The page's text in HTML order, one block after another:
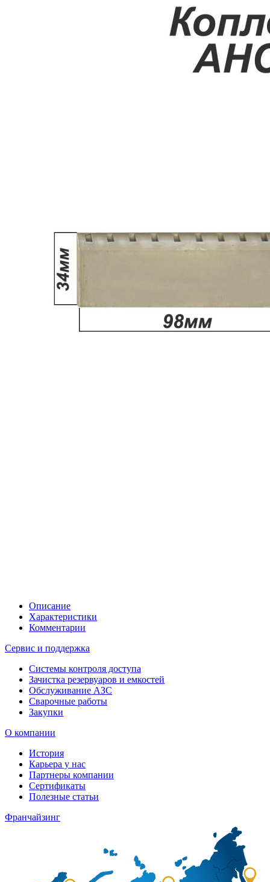
Описание
Характеристики
Комментарии
Сервис и поддержка
Системы контроля доступа
Зачистка резервуаров и емкостей
Обслуживание АЗС
Сварочные работы
Закупки
О компании
История
Карьера у нас
Партнеры компании
Сертификаты
Полезные статьи
Франчайзинг